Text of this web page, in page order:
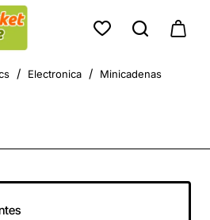
Electronica Minicadenas